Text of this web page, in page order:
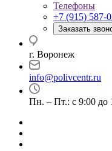
Телефоны
+7 (915) 587-
Заказать
г. Воронеж
info@polivcentr.ru
Пн. – Пт.: с 9:00 до